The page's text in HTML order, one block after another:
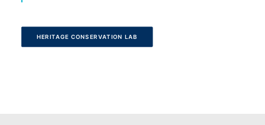
HERITAGE CONSERVATION LAB